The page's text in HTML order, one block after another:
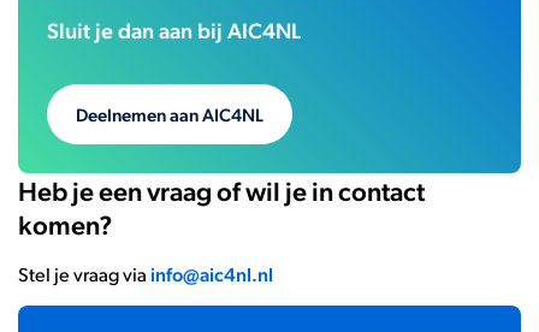
Sluit je dan aan bij AIC4NL
Deelnemen aan AIC4NL
Heb je een vraag of wil je in contact
komen?
Stel je vraag via info@aic4nl.nl